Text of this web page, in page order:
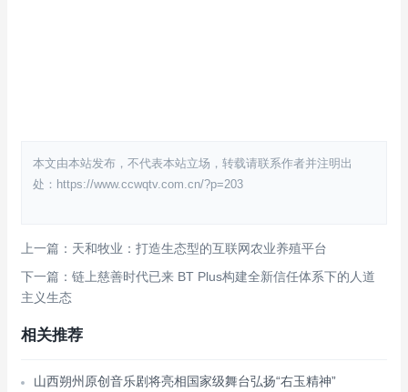
本文由本站发布，不代表本站立场，转载请联系作者并注明出
处：https://www.ccwqtv.com.cn/?p=203
上一篇：天和牧业：打造生态型的互联网农业养殖平台
下一篇：链上慈善时代已来 BT Plus构建全新信任体系下的人道
主义生态
相关推荐
山西朔州原创音乐剧将亮相国家级舞台弘扬“右玉精神”